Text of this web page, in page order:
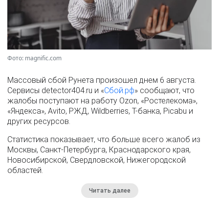
Фото: magnific.com
Массовый сбой Рунета произошел днем 6 августа.
Сервисы detector404.ru и «Сбой.рф» сообщают, что
жалобы поступают на работу Ozon, «Ростелекома»,
«Яндекса», Avito, РЖД, Wildberries, Т-банка, Picabu и
других ресурсов.
Статистика показывает, что больше всего жалоб из
Москвы, Санкт-Петербурга, Краснодарского края,
Новосибирской, Свердловской, Нижегородской
областей.
Читать далее